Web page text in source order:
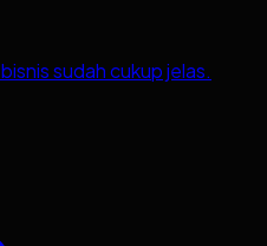
sudah cukup jelas.